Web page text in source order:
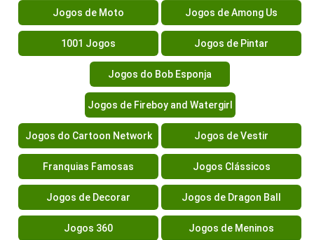
Jogos de Moto Jogos de Among Us
1001 Jogos Jogos de Pintar
Jogos do Bob Esponja
Jogos de Fireboy and Watergirl
Jogos do Cartoon Network Jogos de Vestir
Franquias Famosas Jogos Clássicos
Jogos de Decorar Jogos de Dragon Ball
Jogos 360 Jogos de Meninos